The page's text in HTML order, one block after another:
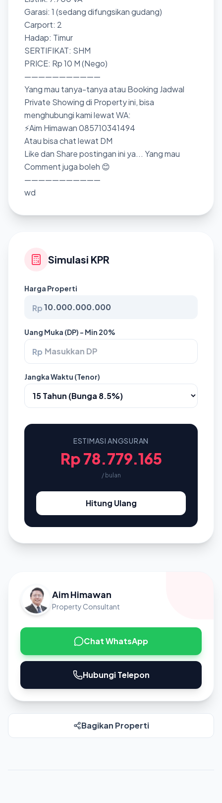
Garasi: 1 (sedang difungsikan gudang)
Carport: 2
Hadap: Timur
SERTIFIKAT: SHM
PRICE: Rp 10 M (Nego)
———————————
Yang mau tanya-tanya atau Booking Jadwal
Private Showing di Property ini, bisa
menghubungi kami lewat WA:
⚡Aim Himawan 085710341494
Atau bisa chat lewat DM
Like dan Share postingan ini ya... Yang mau
Comment juga boleh 😊
———————————
wd
Simulasi KPR
Harga Properti
Rp
Uang Muka (DP) - Min 20%
Rp
Jangka Waktu (Tenor)
ESTIMASI ANGSURAN
Rp 78.779.165
/ bulan
Hitung Ulang
Aim Himawan
Property Consultant
Chat WhatsApp
Hubungi Telepon
Bagikan Properti